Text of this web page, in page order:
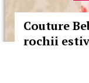
Couture
rochii